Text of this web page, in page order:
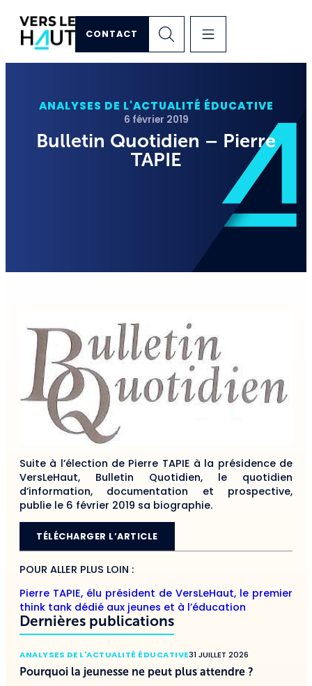
CONTACT
ANALYSES DE L'ACTUALITÉ ÉDUCATIVE
6 février 2019
Bulletin Quotidien – Pierre
TAPIE
Suite à l’élection de Pierre TAPIE à la présidence de
VersLeHaut, Bulletin Quotidien, le quotidien
d’information, documentation et prospective,
publie le 6 février 2019 sa biographie.
TÉLÉCHARGER L’ARTICLE
POUR ALLER PLUS LOIN :
Pierre TAPIE, élu président de VersLeHaut, le premier
think tank dédié aux jeunes et à l’éducation
Dernières publications
ANALYSES DE L'ACTUALITÉ ÉDUCATIVE31 JUILLET 2026
Pourquoi la jeunesse ne peut plus attendre ?